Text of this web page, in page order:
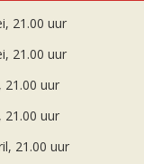
21.00 uur
21.00 uur
21.00 uur
21.00 uur
21.00 uur